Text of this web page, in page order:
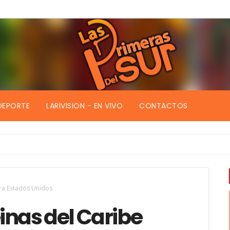
LARIVISION - EN VIVO CONTACTOS
Estados Unidos
del Caribe